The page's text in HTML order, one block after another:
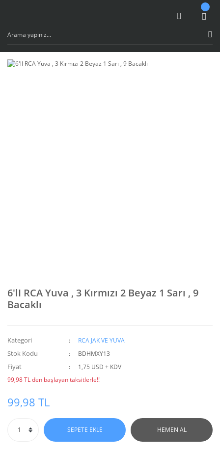
6'lI RCA Yuva , 3 Kırmızı 2 Beyaz 1 Sarı , 9
Bacaklı
Kategori RCA JAK VE YUVA
Stok Kodu BDHMXY13
Fiyat
1,75 USD + KDV
99,98 TL den başlayan taksitlerle!!
99,98 TL
SEPETE EKLE HEMEN AL